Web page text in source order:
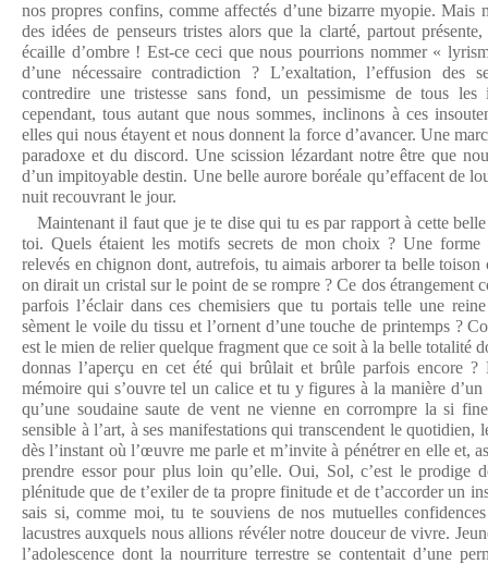
nos propres confins, comme affectés d’une bizarre myopie. Mais
des idées de penseurs tristes alors que la clarté, partout
écaille d’ombre ! Est-ce ceci que nous pourrions nommer «
d’une nécessaire contradiction ? L’exaltation, l’effusion des
contredire une tristesse sans fond, un pessimisme de tous les
cependant, tous autant que nous sommes, inclinons à ces
elles qui nous étayent et nous donnent la force d’avancer. Une
paradoxe et du discord. Une scission lézardant notre être que
d’un impitoyable destin. Une belle aurore boréale qu’effacent de
nuit recouvrant le jour.
Maintenant il faut que je te dise qui tu es par rapport à cette belle
toi. Quels étaient les motifs secrets de mon choix ? Une forme
relevés en chignon dont, autrefois, tu aimais arborer ta belle
on dirait un cristal sur le point de se rompre ? Ce dos étrangement
parfois l’éclair dans ces chemisiers que tu portais telle une
sèment le voile du tissu et l’ornent d’une touche de printemps ?
est le mien de relier quelque fragment que ce soit à la belle totalité
donnas l’aperçu en cet été qui brûlait et brûle parfois encore ?
mémoire qui s’ouvre tel un calice et tu y figures à la manière
qu’une soudaine saute de vent ne vienne en corrompre la si
sensible à l’art, à ses manifestations qui transcendent le quotidien,
dès l’instant où l’œuvre me parle et m’invite à pénétrer en elle et,
prendre essor pour plus loin qu’elle. Oui, Sol, c’est le prodige
plénitude que de t’exiler de ta propre finitude et de t’accorder un
sais si, comme moi, tu te souviens de nos mutuelles
lacustres auxquels nous allions révéler notre douceur de vivre.
l’adolescence dont la nourriture terrestre se contentait d’une